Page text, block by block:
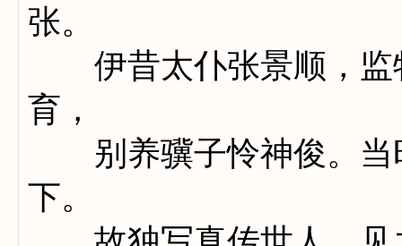
张。
伊昔太仆张景顺，监
育，
别养骥子怜神俊。当
下。